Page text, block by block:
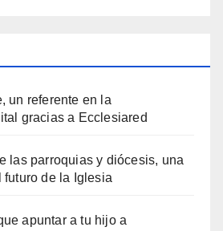
un referente en la
gracias a Ecclesiared
las parroquias y diócesis, una
de la Iglesia
apuntar a tu hijo a